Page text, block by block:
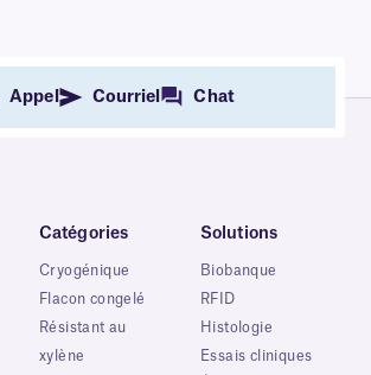
Appel Courriel Chat
Catégories
Cryogénique
Flacon congelé
Résistant au
xylène
Solutions
Biobanque
RFID
Histologie
Essais cliniques